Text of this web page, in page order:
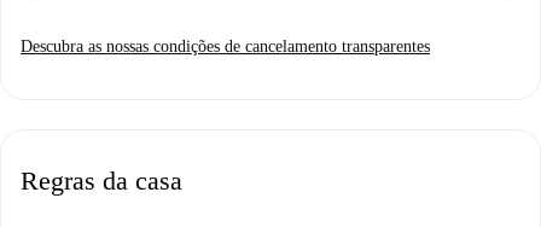
Descubra as nossas condições de cancelamento transparentes
Regras da casa